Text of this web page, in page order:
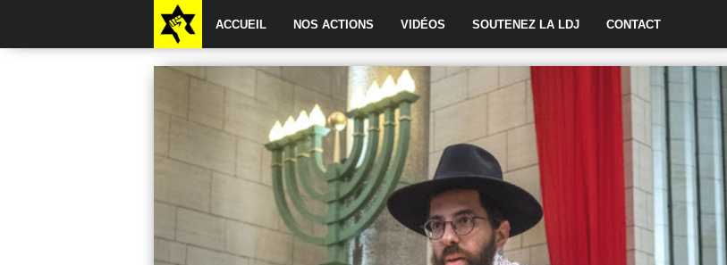
ACCUEIL NOS ACTIONS VIDÉOS SOUTENEZ LA LDJ CONTACT